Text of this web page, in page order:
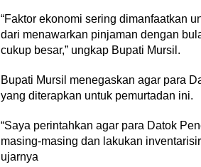
“Faktor ekonomi sering dimanfaatkan
dari menawarkan pinjaman dengan
cukup besar,” ungkap Bupati Mursil.
Bupati Mursil menegaskan agar para
yang diterapkan untuk pemurtadan ini.
“Saya perintahkan agar para Datok
masing-masing dan lakukan
ujarnya